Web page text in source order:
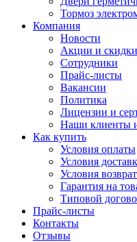
Тормоз
Компания
Новости
Акции и скидки
Сотрудники
Прайс-листы
Вакансии
Политика
Лицензии и
Наши клиенты
Как купить
Условия оплаты
Условия
Условия
Гарантия на
Типовой
Прайс-листы
Контакты
Отзывы